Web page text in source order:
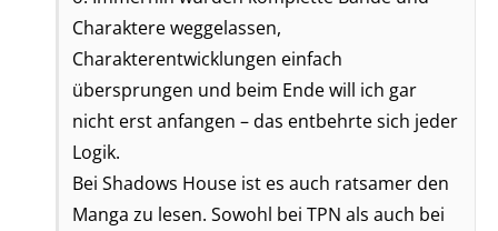
Charaktere weggelassen,
Charakterentwicklungen einfach
übersprungen und beim Ende will ich gar
nicht erst anfangen – das entbehrte sich jeder
Logik.
Bei Shadows House ist es auch ratsamer den
Manga zu lesen. Sowohl bei TPN als auch bei